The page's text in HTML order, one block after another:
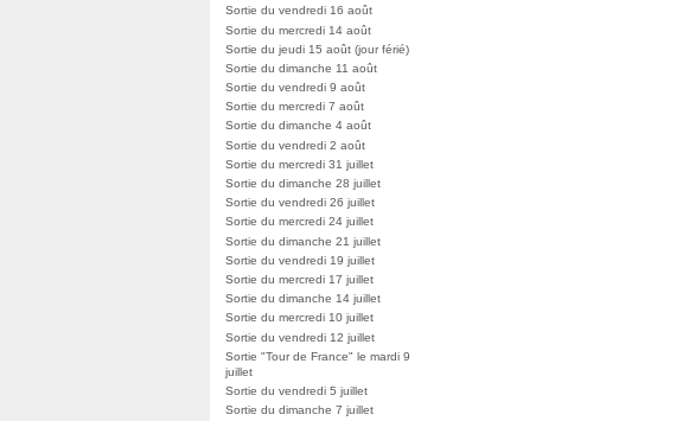
Sortie du vendredi 16 août
Sortie du mercredi 14 août
Sortie du jeudi 15 août (jour férié)
Sortie du dimanche 11 août
Sortie du vendredi 9 août
Sortie du mercredi 7 août
Sortie du dimanche 4 août
Sortie du vendredi 2 août
Sortie du mercredi 31 juillet
Sortie du dimanche 28 juillet
Sortie du vendredi 26 juillet
Sortie du mercredi 24 juillet
Sortie du dimanche 21 juillet
Sortie du vendredi 19 juillet
Sortie du mercredi 17 juillet
Sortie du dimanche 14 juillet
Sortie du mercredi 10 juillet
Sortie du vendredi 12 juillet
Sortie "Tour de France" le mardi 9
juillet
Sortie du vendredi 5 juillet
Sortie du dimanche 7 juillet